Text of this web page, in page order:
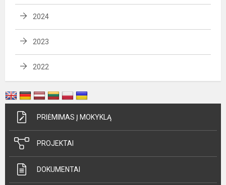
2024
2023
2022
PRIĖMIMAS Į MOKYKLĄ
PROJEKTAI
DOKUMENTAI